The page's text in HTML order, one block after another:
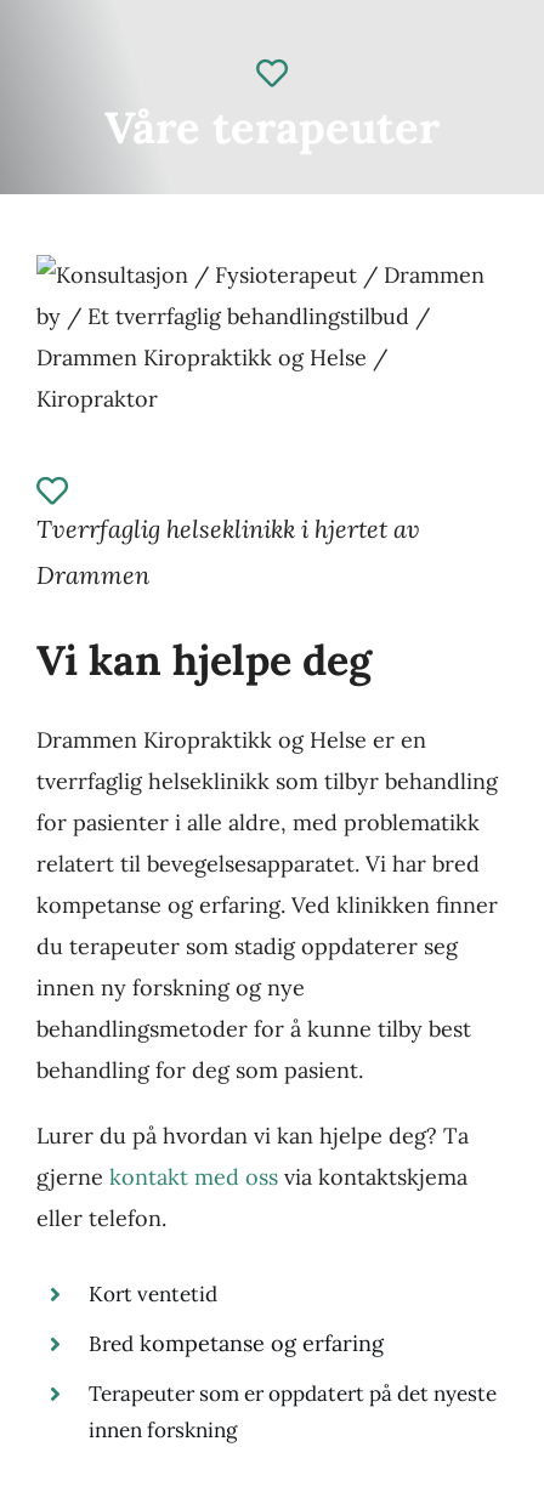
Kontakt oss
Våre terapeuter
Tverrfaglig helseklinikk i hjertet av
Drammen
Vi kan hjelpe deg
Drammen Kiropraktikk og Helse er en
tverrfaglig helseklinikk som tilbyr behandling
for pasienter i alle aldre, med problematikk
relatert til bevegelsesapparatet. Vi har bred
kompetanse og erfaring. Ved klinikken finner
du terapeuter som stadig oppdaterer seg
innen ny forskning og nye
behandlingsmetoder for å kunne tilby best
behandling for deg som pasient.
Lurer du på hvordan vi kan hjelpe deg? Ta
gjerne kontakt med ossvia kontaktskjema
eller telefon.
Kort ventetid
Bred kompetanse og erfaring
Terapeutersomer oppdatert på det nyeste
innen forskning